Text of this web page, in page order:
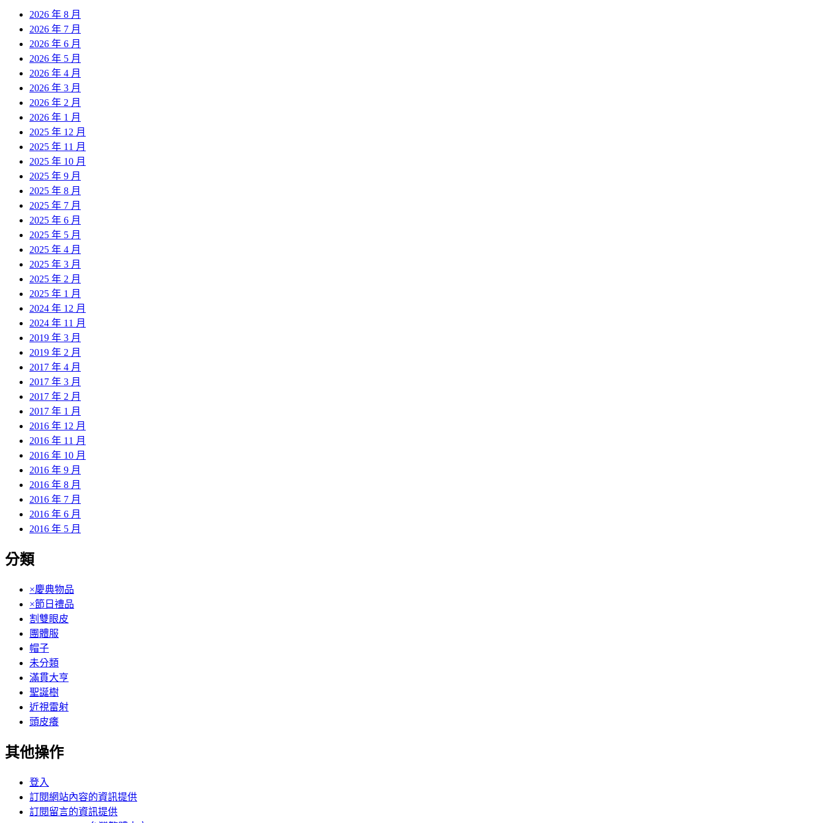
2026 年 8 月
2026 年 7 月
2026 年 6 月
2026 年 5 月
2026 年 4 月
2026 年 3 月
2026 年 2 月
2026 年 1 月
2025 年 12 月
2025 年 11 月
2025 年 10 月
2025 年 9 月
2025 年 8 月
2025 年 7 月
2025 年 6 月
2025 年 5 月
2025 年 4 月
2025 年 3 月
2025 年 2 月
2025 年 1 月
2024 年 12 月
2024 年 11 月
2019 年 3 月
2019 年 2 月
2017 年 4 月
2017 年 3 月
2017 年 2 月
2017 年 1 月
2016 年 12 月
2016 年 11 月
2016 年 10 月
2016 年 9 月
2016 年 8 月
2016 年 7 月
2016 年 6 月
2016 年 5 月
分類
×慶典物品
×節日禮品
割雙眼皮
團體服
帽子
未分類
滿貫大亨
聖誕樹
近視雷射
頭皮癢
其他操作
登入
訂閱網站內容的資訊提供
訂閱留言的資訊提供